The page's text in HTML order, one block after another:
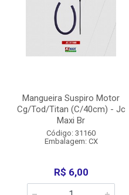
Mangueira Suspiro Motor
Cg/Tod/Titan (C/40cm) - Jc
Maxi Br
Código: 31160
Embalagem: CX
R$ 6,00